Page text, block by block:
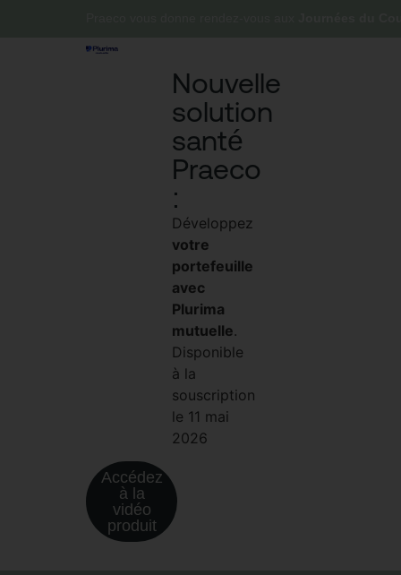
Nouvelle
solution
santé
Praeco
:
Développez
votre
portefeuille
avec
Plurima
mutuelle.
Disponible
à la
souscription
le 11 mai
2026
Accédez
à la
vidéo
produit